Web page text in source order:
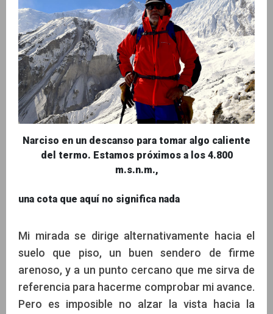
Narciso en un descanso para tomar algo caliente
del termo. Estamos próximos a los 4.800
m.s.n.m.,
una cota que aquí no significa nada
Mi mirada se dirige alternativamente hacia el
suelo que piso, un buen sendero de firme
arenoso, y a un punto cercano que me sirva de
referencia para hacerme comprobar mi avance.
Pero es imposible no alzar la vista hacia la